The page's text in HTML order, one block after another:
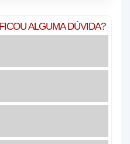
FICOU ALGUMA DÚVIDA?